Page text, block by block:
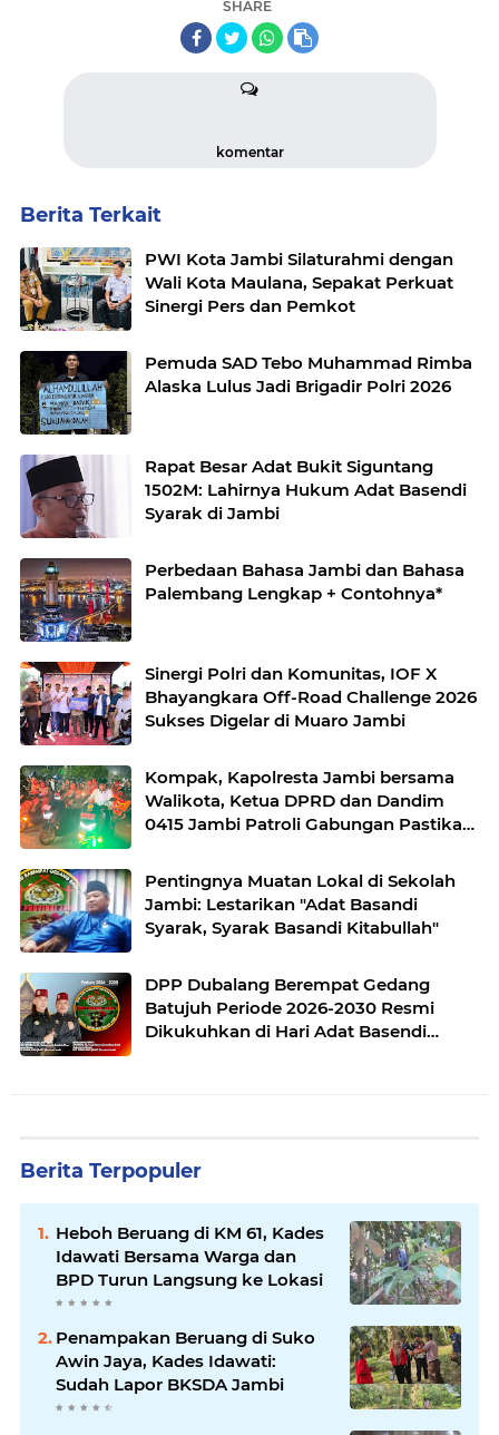
SHARE
komentar
Berita Terkait
PWI Kota Jambi Silaturahmi dengan
Wali Kota Maulana, Sepakat Perkuat
Sinergi Pers dan Pemkot
Pemuda SAD Tebo Muhammad Rimba
Alaska Lulus Jadi Brigadir Polri 2026
Rapat Besar Adat Bukit Siguntang
1502M: Lahirnya Hukum Adat Basendi
Syarak di Jambi
Perbedaan Bahasa Jambi dan Bahasa
Palembang Lengkap + Contohnya*
Sinergi Polri dan Komunitas, IOF X
Bhayangkara Off-Road Challenge 2026
Sukses Digelar di Muaro Jambi
Kompak, Kapolresta Jambi bersama
Walikota, Ketua DPRD dan Dandim
0415 Jambi Patroli Gabungan Pastikan
Pentingnya Muatan Lokal di Sekolah
Jambi: Lestarikan "Adat Basandi
Syarak, Syarak Basandi Kitabullah"
DPP Dubalang Berempat Gedang
Batujuh Periode 2026-2030 Resmi
Dikukuhkan di Hari Adat Basendi
Berita Terpopuler
Heboh Beruang di KM 61, Kades
Idawati Bersama Warga dan
BPD Turun Langsung ke Lokasi
Penampakan Beruang di Suko
Awin Jaya, Kades Idawati:
Sudah Lapor BKSDA Jambi